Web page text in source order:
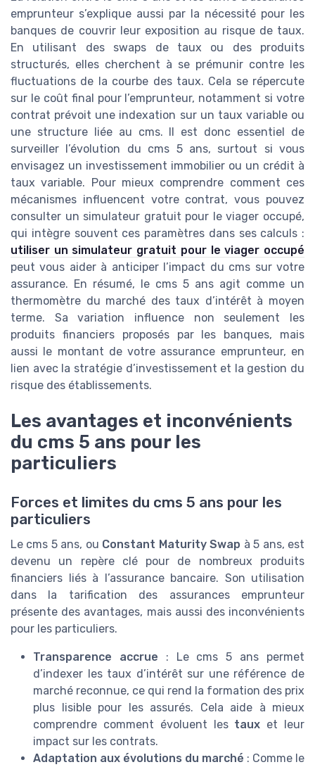
emprunteur s’explique aussi par la nécessité pour les
banques de couvrir leur exposition au risque de taux.
En utilisant des swaps de taux ou des produits
structurés, elles cherchent à se prémunir contre les
fluctuations de la courbe des taux. Cela se répercute
sur le coût final pour l’emprunteur, notamment si votre
contrat prévoit une indexation sur un taux variable ou
une structure liée au cms. Il est donc essentiel de
surveiller l’évolution du cms 5 ans, surtout si vous
envisagez un investissement immobilier ou un crédit à
taux variable. Pour mieux comprendre comment ces
mécanismes influencent votre contrat, vous pouvez
consulter un simulateur gratuit pour le viager occupé,
qui intègre souvent ces paramètres dans ses calculs :
utiliser un simulateur gratuit pour le viager occupé
peut vous aider à anticiper l’impact du cms sur votre
assurance. En résumé, le cms 5 ans agit comme un
thermomètre du marché des taux d’intérêt à moyen
terme. Sa variation influence non seulement les
produits financiers proposés par les banques, mais
aussi le montant de votre assurance emprunteur, en
lien avec la stratégie d’investissement et la gestion du
risque des établissements.
Les avantages et inconvénients
du cms 5 ans pour les
particuliers
Forces et limites du cms 5 ans pour les
particuliers
Le cms 5 ans, ou Constant Maturity Swap à 5 ans, est
devenu un repère clé pour de nombreux produits
financiers liés à l’assurance bancaire. Son utilisation
dans la tarification des assurances emprunteur
présente des avantages, mais aussi des inconvénients
pour les particuliers.
Transparence accrue : Le cms 5 ans permet
d’indexer les taux d’intérêt sur une référence de
marché reconnue, ce qui rend la formation des prix
plus lisible pour les assurés. Cela aide à mieux
comprendre comment évoluent les taux et leur
impact sur les contrats.
Adaptation aux évolutions du marché : Comme le